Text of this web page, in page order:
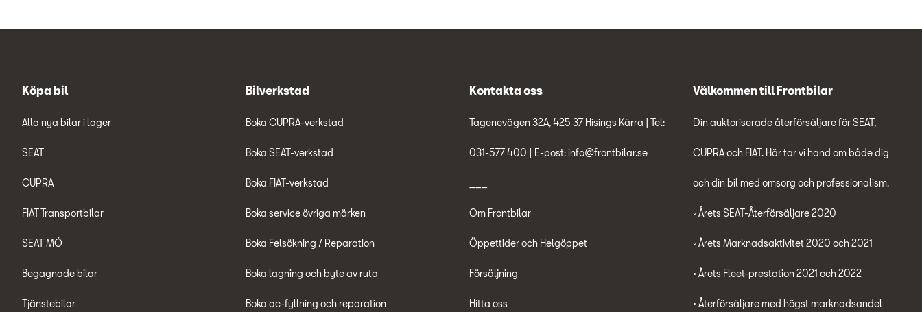
Köpa bil
Alla nya bilar i lager
SEAT
CUPRA
FIAT Transportbilar
SEAT MÓ
Begagnade bilar
Tjänstebilar
Bilverkstad
Boka CUPRA-verkstad
Boka SEAT-verkstad
Boka FIAT-verkstad
Boka service övriga märken
Boka Felsökning / Reparation
Boka lagning och byte av ruta
Boka ac-fyllning och reparation
Kontakta oss
Tagenevägen 32A, 425 37 Hisings Kärra | Tel:
031-577 400 | E-post: info@frontbilar.se
Om Frontbilar
Öppettider och Helgöppet
Försäljning
Hitta oss
Välkommen till Frontbilar
Din auktoriserade återförsäljare för SEAT,
CUPRA och FIAT. Här tar vi hand om både dig
och din bil med omsorg och professionalism.
◦ Årets SEAT-Återförsäljare 2020
◦ Årets Marknadsaktivitet 2020 och 2021
◦ Årets Fleet-prestation 2021 och 2022
◦ Återförsäljare med högst marknadsandel